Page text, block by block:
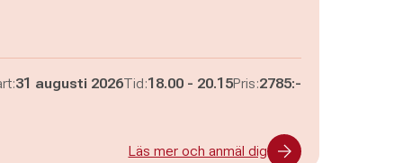
31 augusti 2026Tid:Pågår mellan
18.00 - och
20.15Pris:2785:-
Läs mer och anmäl dig